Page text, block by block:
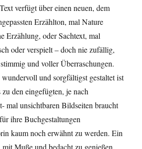
verfügt über einen neuen, dem
Erzählton, mal Nature
Erzählung, oder Sachtext, mal
oder verspielt – doch nie zufällig,
und voller Überraschungen.
und sorgfältigst gestaltet ist
den eingefügten, je nach
mal unsichtbaren Bildseiten braucht
ihre Buchgestaltungen
kaum noch erwähnt zu werden. Ein